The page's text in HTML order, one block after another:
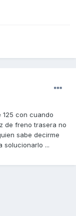
125 con cuando
de freno trasera no
sabe decirme
solucionarlo ...